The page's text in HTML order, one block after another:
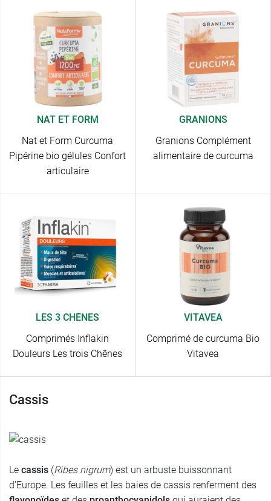
NAT ET FORM
Nat et Form Curcuma
Pipérine bio gélules Confort
articulaire
GRANIONS
Granions Complément
alimentaire de curcuma
LES 3 CHÊNES
Comprimés Inflakin
Douleurs Les trois Chênes
VITAVEA
Comprimé de curcuma Bio
Vitavea
Cassis
Le cassis (Ribes nigrum) est un arbuste buissonnant
d'Europe. Les feuilles et les baies de cassis renferment des